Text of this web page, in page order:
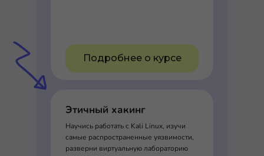
Подробнее о курсе
Этичный хакинг
Научись работать с Kali Linux, изучи
самые распространенные уязвимости,
разверни виртуальную лабораторию